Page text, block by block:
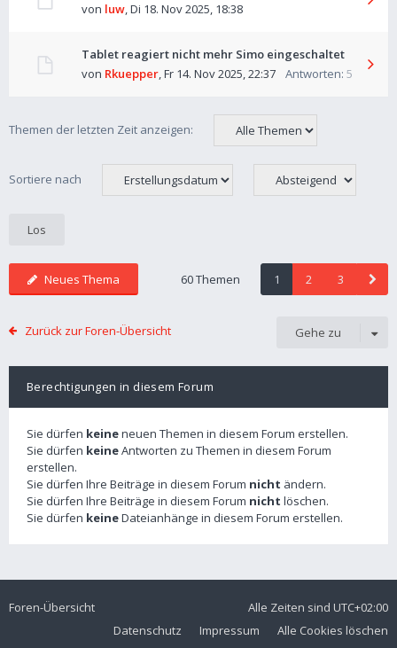
von luw,Di 18. Nov 2025, 18:38
Tablet reagiert nicht mehr Simo eingeschaltet
Antworten: 5
von Rkuepper,Fr 14. Nov 2025, 22:37
Themen der letzten Zeit anzeigen:
Sortiere nach
Neues Thema 60 Themen 1 2 3
Zurück zur Foren-Übersicht Gehe zu
Berechtigungen in diesem Forum
Sie dürfen keineneuen Themen in diesem Forum erstellen.
Sie dürfen keineAntworten zu Themen in diesem Forum
erstellen.
Sie dürfen Ihre Beiträge in diesem Forum nicht ändern.
Sie dürfen Ihre Beiträge in diesem Forum nicht löschen.
Sie dürfen keineDateianhänge in diesem Forum erstellen.
Foren-Übersicht Alle Zeiten sind UTC+02:00
Alle Cookies löschen
Impressum
Datenschutz